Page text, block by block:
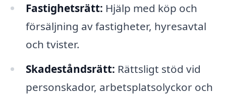
Fastighetsrätt: Hjälp med köp och
försäljning av fastigheter, hyresavtal
och tvister.
Skadeståndsrätt: Rättsligt stöd vid
personskador, arbetsplatsolyckor och